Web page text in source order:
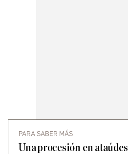
PARA SABER MÁS
Una procesión en ataúdes